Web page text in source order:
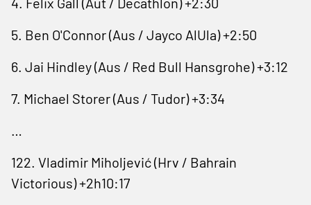
5. Ben O'Connor (Aus / Jayco AlUla) +2:50
6. Jai Hindley (Aus / Red ⁠Bull Hansgrohe) +3:12
7. Michael Storer (Aus / Tudor) +3:34
…
122. Vladimir Miholjević (Hrv / Bahrain
Victorious) +2h10:17